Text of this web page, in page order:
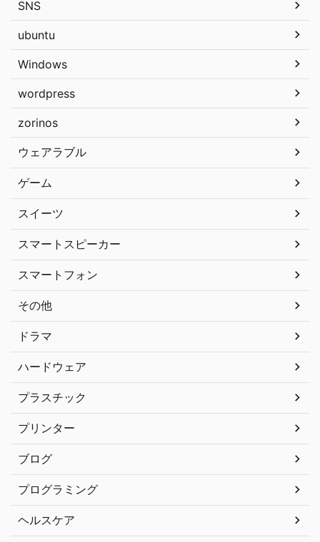
SNS
ubuntu
Windows
wordpress
zorinos
ウェアラブル
ゲーム
スイーツ
スマートスピーカー
スマートフォン
その他
ドラマ
ハードウェア
プラスチック
プリンター
ブログ
プログラミング
ヘルスケア